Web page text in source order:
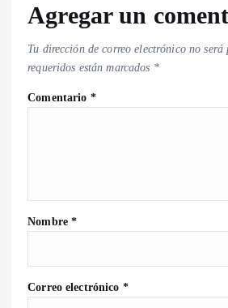
Agregar un
Tu dirección de correo electrónico no será
requeridos están marcados *
Comentario *
Nombre*
Correo electrónico *